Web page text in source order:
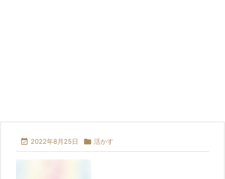
 2022年8月25日  活かす